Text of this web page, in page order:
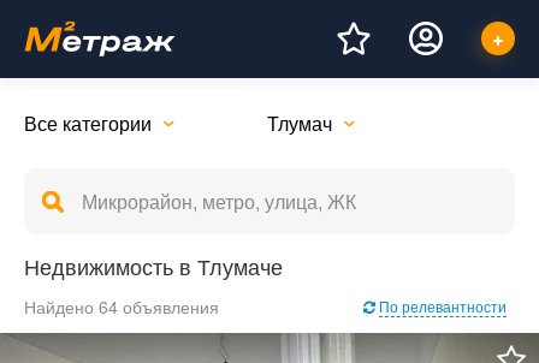
Все категории Тлумач
Недвижимость в Тлумаче
Найдено 64 объявления По релевантности